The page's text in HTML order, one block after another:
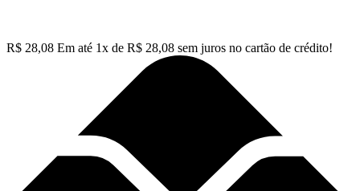
R$ 28,08 Em até 1x de R$ 28,08 sem juros no cartão de crédito!